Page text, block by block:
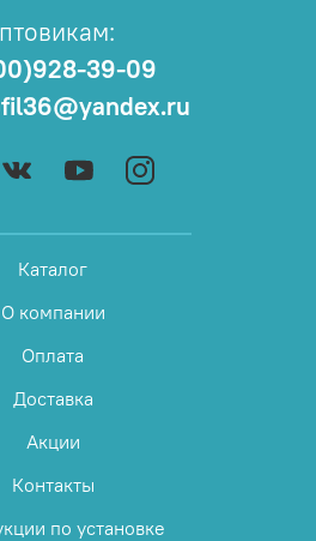
Каталог
О компании
Оплата
Доставка
Акции
Контакты
по установке
39-09